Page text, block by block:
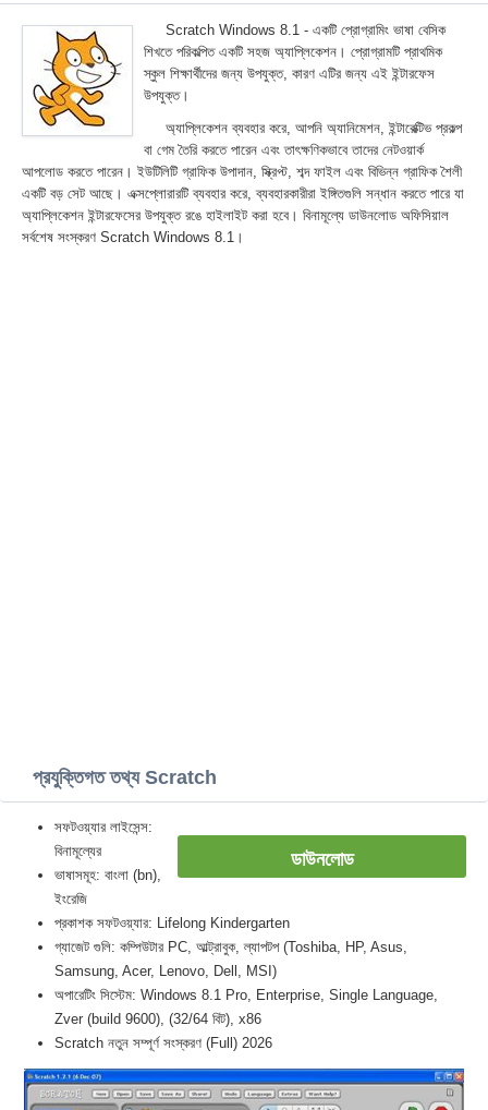
Scratch Windows 8.1 - একটি প্রোগ্রামিং ভাষা বেসিক
শিখতে পরিকল্পিত একটি সহজ অ্যাপ্লিকেশন। প্রোগ্রামটি প্রাথমিক
স্কুল শিক্ষার্থীদের জন্য উপযুক্ত, কারণ এটির জন্য এই ইন্টারফেস
উপযুক্ত।
অ্যাপ্লিকেশন ব্যবহার করে, আপনি অ্যানিমেশন, ইন্টারেক্টিভ প্রকল্প
বা গেম তৈরি করতে পারেন এবং তাৎক্ষণিকভাবে তাদের নেটওয়ার্ক
আপলোড করতে পারেন। ইউটিলিটি গ্রাফিক উপাদান, স্ক্রিপ্ট, শব্দ ফাইল এবং বিভিন্ন গ্রাফিক শৈলী
একটি বড় সেট আছে। এক্সপ্লোরারটি ব্যবহার করে, ব্যবহারকারীরা ইঙ্গিতগুলি সন্ধান করতে পারে যা
অ্যাপ্লিকেশন ইন্টারফেসের উপযুক্ত রঙে হাইলাইট করা হবে। বিনামূল্যে ডাউনলোড অফিসিয়াল
সর্বশেষ সংস্করণ Scratch Windows 8.1।
প্রযুক্তিগত তথ্য Scratch
ডাউনলোড
সফটওয়্যার লাইসেন্স:
বিনামূল্যের
ভাষাসমূহ: বাংলা (bn),
ইংরেজি
প্রকাশক সফটওয়্যার: Lifelong Kindergarten
গ্যাজেট গুলি: কম্পিউটার PC, আল্ট্রাবুক, ল্যাপটপ (Toshiba, HP, Asus,
Samsung, Acer, Lenovo, Dell, MSI)
অপারেটিং সিস্টেম: Windows 8.1 Pro, Enterprise, Single Language,
Zver (build 9600), (32/64 বিট), x86
Scratch নতুন সম্পূর্ণ সংস্করণ (Full) 2026